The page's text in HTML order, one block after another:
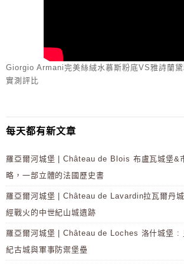
Giorgio Armani完美絲絨水慕斯粉底VS雅詩蘭
實測評比
每天都有新文章
羅亞爾河城堡 | Château de Blois 布盧瓦城堡&
略，一部立體的法國歷史書
羅亞爾河城堡 | Château de Lavardin拉瓦爾丹
經戰火的中世紀山城遺跡
羅亞爾河城堡 | Château de Loches 洛什城堡 :
紀古城與軍事防禦堡壘